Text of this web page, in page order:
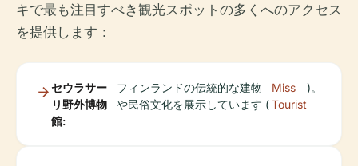
キで最も注目すべき観光スポットの多くへのアクセス
を提供します：
セウラサー
リ野外博物
館:
フィンランドの伝統的な建物
や民俗文化を展示しています (
Miss
Tourist
)。